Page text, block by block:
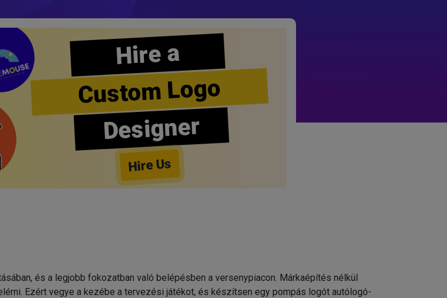
Hire a
Custom Logo
Designer
Hire Us
és a legjobb fokozatban való belépésben a versenypiacon. Márkaépítés nélkül
Ezért vegye a kezébe a tervezési játékot, és készítsen egy pompás logót autólogó-